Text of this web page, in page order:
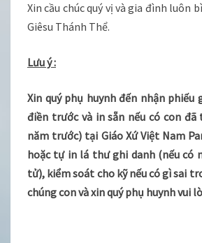
Xin cầu chúc quý vị và gia đình luôn
Giêsu Thánh Thể.
Lưu ý :
Xin quý phụ huynh đến nhận phiếu
điền trước và in sẵn nếu có con
năm trước) tại Giáo Xứ Việt Nam
hoặc tự in lá thư ghi danh (nếu có
tử), kiểm soát cho kỹ nếu có gì sai
chúng con và xin quý phụ huynh vui